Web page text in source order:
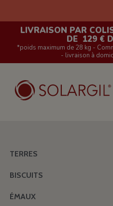
LIVRAISON PAR
DE 129 €
*poids maximum de 28 kg -
- livraison à
TERRES
BISCUITS
ÉMAUX